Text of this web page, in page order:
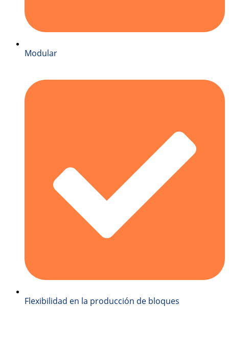
Modular
Flexibilidad en la producción de bloques